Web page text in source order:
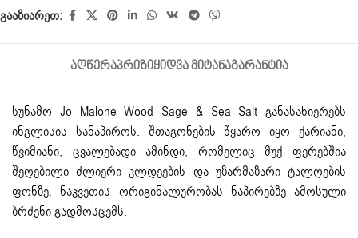
გააზიარეთ:
ᲐᲦᲬᲔᲠᲐᲞᲠᲘᲖᲘᲧᲘᲓᲕᲐ ᲛᲘᲢᲐᲜᲐᲒᲐᲠᲐᲜᲢᲘᲐ
სუნამო Jo Malone Wood Sage & Sea Salt განასახიერებს
ინგლისის სანაპიროს. შთაგონების წყარო იყო ქარიანი,
წვიმიანი, ცვალებადი ამინდი, რომელიც მუქ ფერებშია
შეღებილი ძლიერი კლდეების და უზარმაზარი ტალღების
ფონზე. ნაკვეთის ორიგინალურობას ნაპირებზე ამოსული
ბრძენი გადმოსცემს.